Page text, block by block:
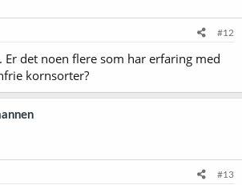
#12
Er det noen flere som har erfaring med
kornsorter?
#13